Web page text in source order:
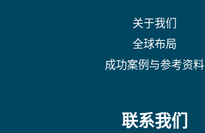
关于我们
全球布局
成功案例与参考资料
联系我们